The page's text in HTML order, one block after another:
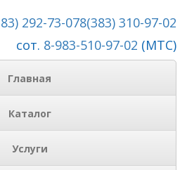
8(383) 310-97-02
292-73-07
сот. 8-983-510-97-02 (МТС)
Главная
Каталог
Услуги